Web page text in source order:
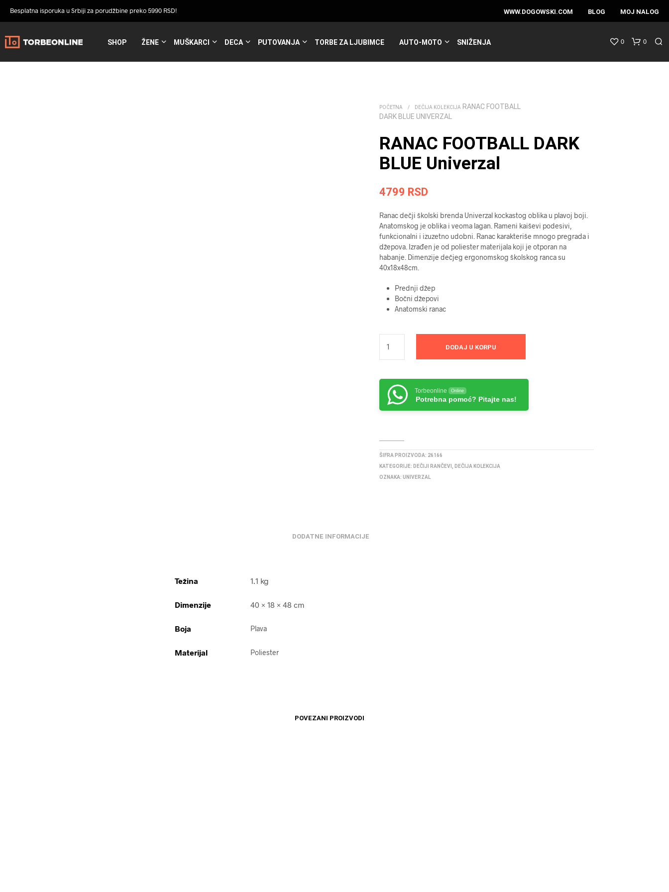
Besplatna isporuka u Srbiji za porudžbine preko 5990 RSD! WWW.DOGOWSKI.COM BLOG MOJ NALOG
SHOP ŽENE MUŠKARCI DECA PUTOVANJA TORBE ZA LJUBIMCE AUTO-MOTO SNIŽENJA 0 0
POČETNA / DEČIJA KOLEKCIJA RANAC FOOTBALL
DARK BLUE UNIVERZAL
RANAC FOOTBALL DARK
BLUE Univerzal
4799 RSD
Ranac dečji školski brenda Univerzal kockastog oblika u plavoj boji.
Anatomskog je oblika i veoma lagan. Rameni kaiševi podesivi,
funkcionalni i izuzetno udobni. Ranac karakteriše mnogo pregrada i
džepova. Izrađen je od poliester materijala koji je otporan na
habanje. Dimenzije dečjeg ergonomskog školskog ranca su
40x18x48cm.
Prednji džep
Bočni džepovi
Anatomski ranac
DODAJ U KORPU
Torbeonline Online
Potrebna pomoć? Pitajte nas!
ŠIFRA PROIZVODA: 26166
KATEGORIJE: DEČIJI RANČEVI
DEČIJA KOLEKCIJA
OZNAKA: UNIVERZAL
DODATNE INFORMACIJE
Težina 1.1 kg
Dimenzije 40 × 18 × 48 cm
Boja Plava
Materijal Poliester
POVEZANI PROIZVODI